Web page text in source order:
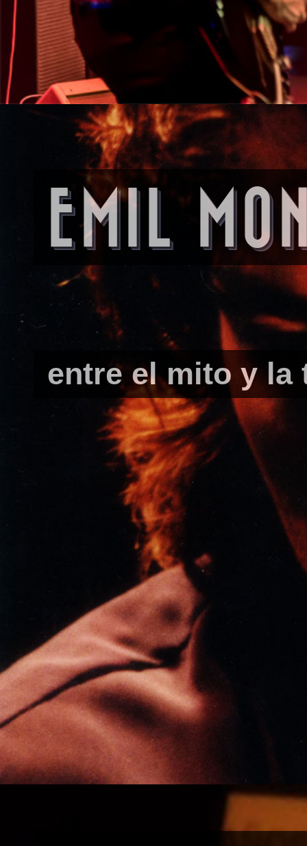
EMIL
entre el mito y la